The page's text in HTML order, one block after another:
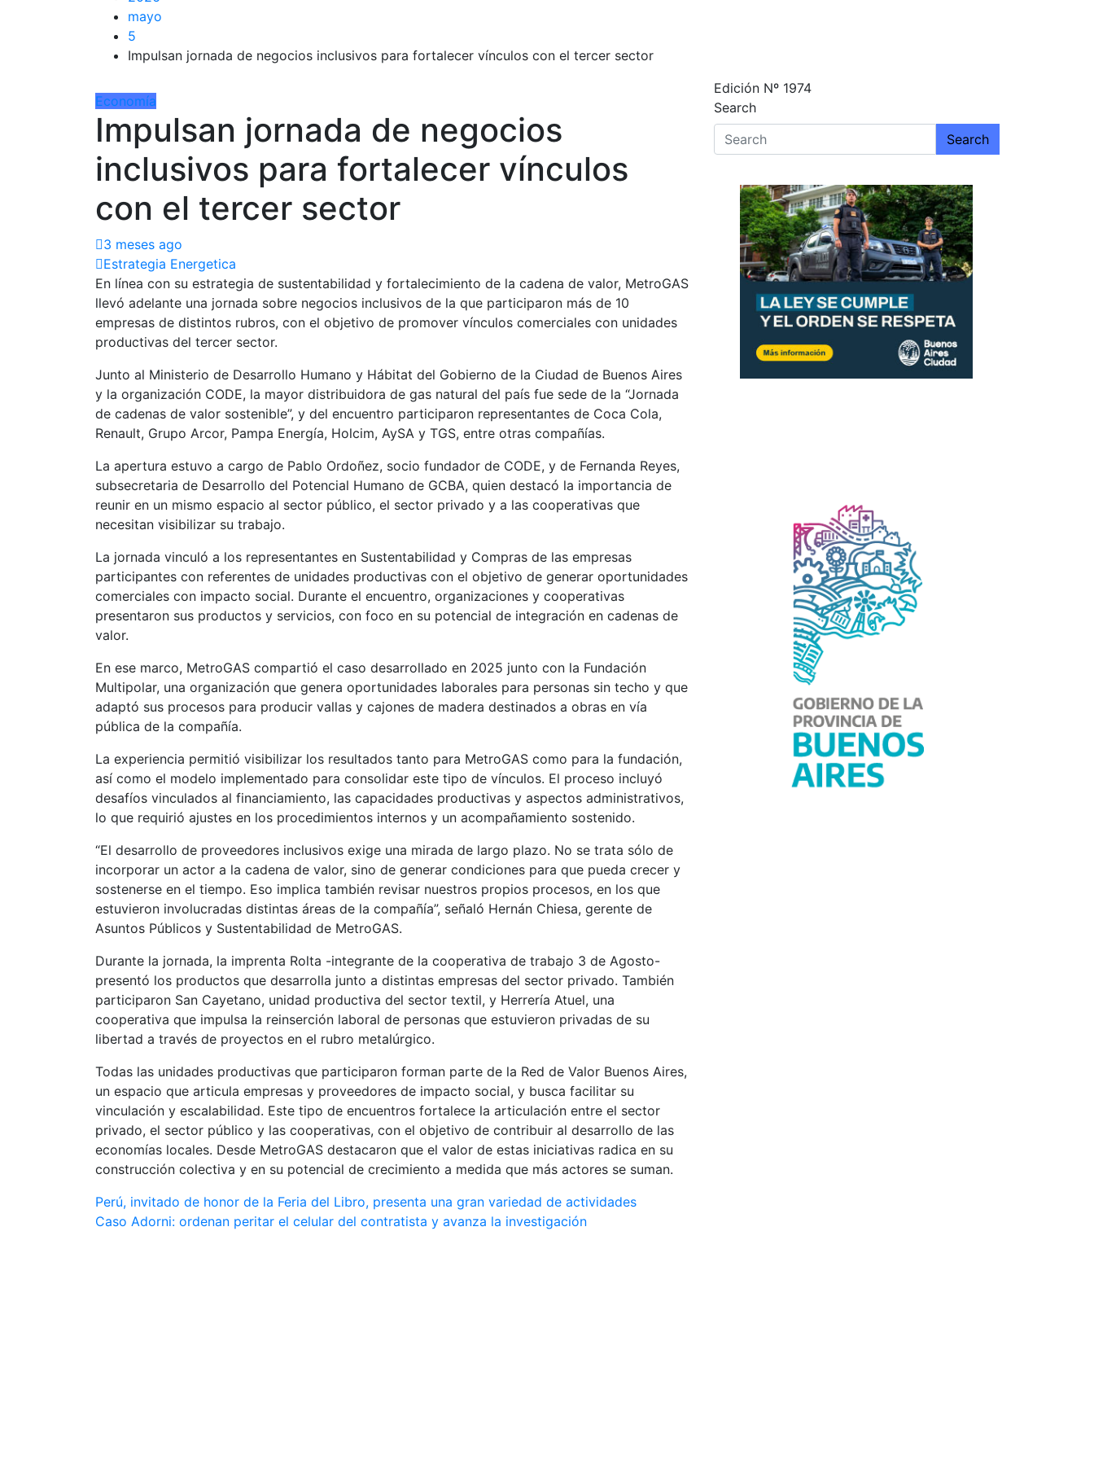
mayo
5
Impulsan jornada de negocios inclusivos para fortalecer vínculos con el tercer sector
Economía
Impulsan jornada de negocios
inclusivos para fortalecer vínculos
con el tercer sector
3 meses ago
Estrategia Energetica
En línea con su estrategia de sustentabilidad y fortalecimiento de la cadena de valor, MetroGAS
llevó adelante una jornada sobre negocios inclusivos de la que participaron más de 10
empresas de distintos rubros, con el objetivo de promover vínculos comerciales con unidades
productivas del tercer sector.
Junto al Ministerio de Desarrollo Humano y Hábitat del Gobierno de la Ciudad de Buenos Aires
y la organización CODE, la mayor distribuidora de gas natural del país fue sede de la “Jornada
de cadenas de valor sostenible”, y del encuentro participaron representantes de Coca Cola,
Renault, Grupo Arcor, Pampa Energía, Holcim, AySA y TGS, entre otras compañías.
La apertura estuvo a cargo de Pablo Ordoñez, socio fundador de CODE, y de Fernanda Reyes,
subsecretaria de Desarrollo del Potencial Humano de GCBA, quien destacó la importancia de
reunir en un mismo espacio al sector público, el sector privado y a las cooperativas que
necesitan visibilizar su trabajo.
La jornada vinculó a los representantes en Sustentabilidad y Compras de las empresas
participantes con referentes de unidades productivas con el objetivo de generar oportunidades
comerciales con impacto social. Durante el encuentro, organizaciones y cooperativas
presentaron sus productos y servicios, con foco en su potencial de integración en cadenas de
valor.
En ese marco, MetroGAS compartió el caso desarrollado en 2025 junto con la Fundación
Multipolar, una organización que genera oportunidades laborales para personas sin techo y que
adaptó sus procesos para producir vallas y cajones de madera destinados a obras en vía
pública de la compañía.
La experiencia permitió visibilizar los resultados tanto para MetroGAS como para la fundación,
así como el modelo implementado para consolidar este tipo de vínculos. El proceso incluyó
desafíos vinculados al financiamiento, las capacidades productivas y aspectos administrativos,
lo que requirió ajustes en los procedimientos internos y un acompañamiento sostenido.
“El desarrollo de proveedores inclusivos exige una mirada de largo plazo. No se trata sólo de
incorporar un actor a la cadena de valor, sino de generar condiciones para que pueda crecer y
sostenerse en el tiempo. Eso implica también revisar nuestros propios procesos, en los que
estuvieron involucradas distintas áreas de la compañía”, señaló Hernán Chiesa, gerente de
Asuntos Públicos y Sustentabilidad de MetroGAS.
Durante la jornada, la imprenta Rolta -integrante de la cooperativa de trabajo 3 de Agosto-
presentó los productos que desarrolla junto a distintas empresas del sector privado. También
participaron San Cayetano, unidad productiva del sector textil, y Herrería Atuel, una
cooperativa que impulsa la reinserción laboral de personas que estuvieron privadas de su
libertad a través de proyectos en el rubro metalúrgico.
Todas las unidades productivas que participaron forman parte de la Red de Valor Buenos Aires,
un espacio que articula empresas y proveedores de impacto social, y busca facilitar su
vinculación y escalabilidad. Este tipo de encuentros fortalece la articulación entre el sector
privado, el sector público y las cooperativas, con el objetivo de contribuir al desarrollo de las
economías locales. Desde MetroGAS destacaron que el valor de estas iniciativas radica en su
construcción colectiva y en su potencial de crecimiento a medida que más actores se suman.
Navegación
de
Perú, invitado de honor de la Feria del Libro, presenta una gran variedad de actividades
Caso Adorni: ordenan peritar el celular del contratista y avanza la investigación
Edición Nº 1974
Search
Search